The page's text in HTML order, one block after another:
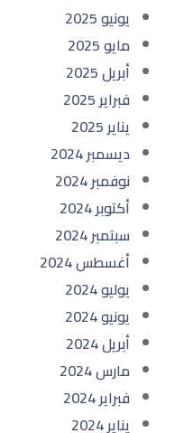
يونيو 2025
مايو 2025
أبريل 2025
فبراير 2025
يناير 2025
ديسمبر 2024
نوفمبر 2024
أكتوبر 2024
سبتمبر 2024
أغسطس 2024
يوليو 2024
يونيو 2024
أبريل 2024
مارس 2024
فبراير 2024
يناير 2024